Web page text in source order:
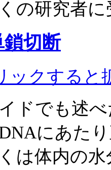
の研究者
切断
ドでも述
にあた
は体内の